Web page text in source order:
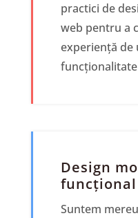
practici de
web pentru a
experiență de
Design
funcțional
Suntem